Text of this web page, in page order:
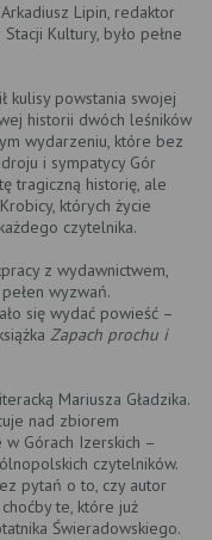
Lipin, redaktor
Kultury, było pełne
kulisy powstania swojej
historii dwóch leśników
wydarzeniu, które bez
i sympatycy Gór
tragiczną historię, ale
których życie
czytelnika.
z wydawnictwem,
wyzwań.
się wydać powieść –
Zapach prochu i
Mariusza Gładzika.
nad zbiorem
Górach Izerskich –
czytelników.
pytań o to, czy autor
te, które już
Świeradowskiego.